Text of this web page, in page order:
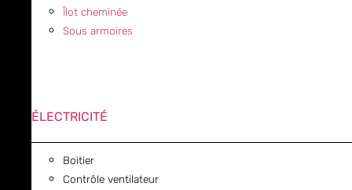
Îlot cheminée
Sous armoires
ÉLECTRICITÉ
Boitier
Contrôle ventilateur